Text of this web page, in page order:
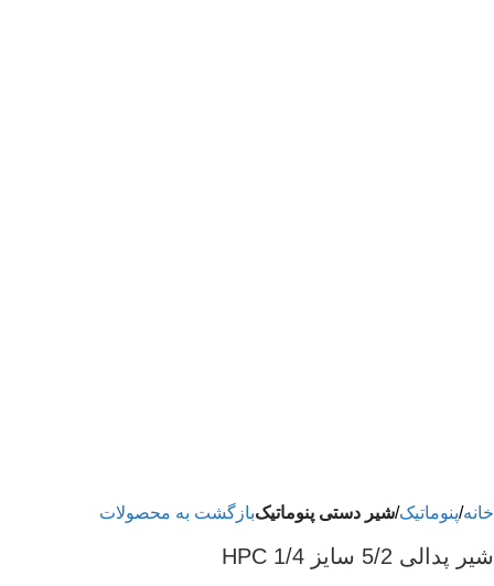
خانه پنوماتیک شیر دستی پنوماتیکبازگشت به محصولات
شیر پدالی 5/2 سایز 1/4 HPC